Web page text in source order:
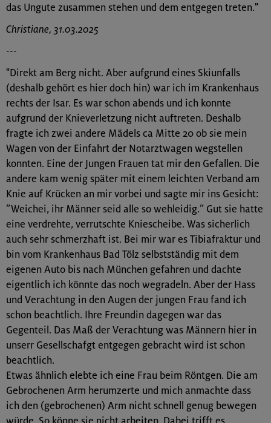
das Ungute zusammen stehen und dem entgegen treten."
Christiane, 31.03.2025
---
"Direkt am Berg nicht. Aber aufgrund eines Skiunfalls
(deshalb gehört es hier doch hin) war ich im Krankenhaus
rechts der Isar. Es war schon abends und ich konnte
aufgrund der Knieverletzung nicht auftreten. Deshalb
fragte ich zwei andere Mädels ca Mitte 20 ob sie mein
Wagen von der Einfahrt der Notarztwagen wegstellen
konnten. Eine der Jungen Frauen tat mir den Gefallen. Die
andere kam wenig später mit einem leichten Verband am
Knie auf Krücken an mir vorbei und sagte mir ins Gesicht:
”Weichei, ihr Männer seid alle so wehleidig.” Gut sie hatte
eine verdrehte, verrutschte Kniescheibe. Was sicherlich
auch sehr schmerzhaft ist. Bei mir war es Tibiafraktur und
bin vom Krankenhaus Bad Tölz selbstständig mit dem
eigenen Auto bis nach München gefahren und dachte
eigentlich ich könnte das noch wegradeln. Aber der Hass
und Verachtung in den Augen der jungen Frau fand ich
schon beachtlich. Ihre Freundin dagegen war das
Gegenteil. Das Maß der Verachtung was Männern hier in
unserr Gesellschafgt entgegen gebracht wird ist schon
beachtlich.
Etwas ähnlich elebte ich eine Frau beim Röntgen. Die am
Gebrochenen Arm herumzerte und mich anmachte dass
ich den (gebrochenen) Arm nicht schnell genug bewegen